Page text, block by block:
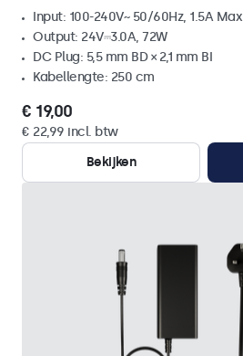
Input: 100-240V~ 50/60Hz, 1.5A Max
Output: 24V⎓3.0A, 72W
DC Plug: 5,5 mm BD × 2,1 mm BI
Kabellengte: 250 cm
€ 19,00
€ 22,99 incl. btw
Bekijken